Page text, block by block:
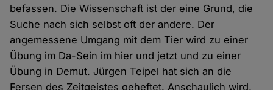
befassen. Die Wissenschaft ist der eine Grund, die
Suche nach sich selbst oft der andere. Der
angemessene Umgang mit dem Tier wird zu einer
Übung im Da-Sein im hier und jetzt und zu einer
Übung in Demut. Jürgen Teipel hat sich an die
Fersen des Zeitgeistes geheftet. Anschaulich wird,